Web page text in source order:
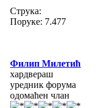
Струка:
Поруке: 7.477
Филип Милетић
хардвераш
уредник форума
одомаћен члан